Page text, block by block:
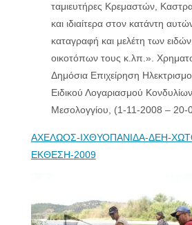
ταμιευτήρες Κρεμαστών,
και ιδιαίτερα στον κατάντη
καταγραφή και μελέτη των
οικοτόπων τους κ.λπ.».
Δημόσια Επιχείρηση
Ειδικού Λογαριασμού
Μεσολογγίου, (1-11-2008 – 20-
ΑΧΕΛΩΟΣ-ΙΧΘΥΟΠΑΝΙΔΑ-ΔΕΗ-
ΕΚΘΕΣΗ-2009